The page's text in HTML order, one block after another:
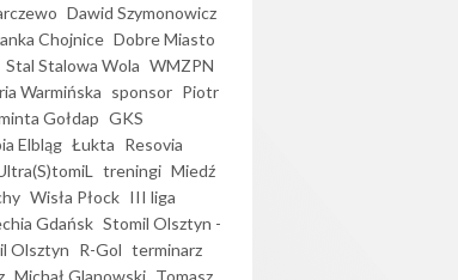
Dawid Szymonowicz
Chojnice Dobre Miasto
Stal Stalowa Wola WMZPN
Warmińska sponsor Piotr
Gołdap GKS
Elbląg Łukta Resovia
treningi Miedź
Wisła Płock III liga
Gdańsk Stomil Olsztyn -
Olsztyn R-Gol terminarz
Michał Glanowski Tomasz